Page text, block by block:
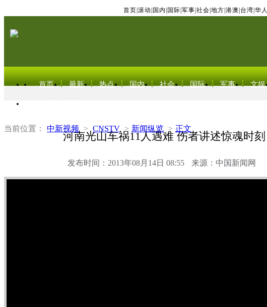
首页 滚动 国内 国际 军事 社会 地方 港澳 台湾 华人
首页 最新 热点 国内 社会 国际 军事 文娱
当前位置： 中新视频 > CNSTV > 新闻纵览 > 正文
河南光山车祸11人遇难 伤者讲述惊魂时刻
发布时间：2013年08月14日 08:55 来源：中国新闻网